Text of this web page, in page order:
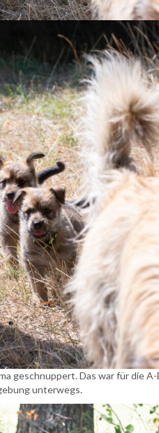
geschnuppert. Das war für die
unterwegs.